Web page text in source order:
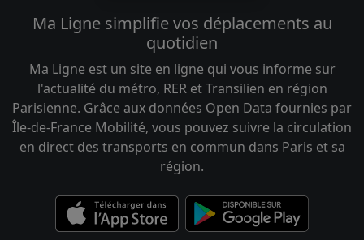
Ma Ligne simplifie vos déplacements au
quotidien
Ma Ligne est un site en ligne qui vous informe sur
l'actualité du métro, RER et Transilien en région
Parisienne. Grâce aux données Open Data fournies par
Île-de-France Mobilité, vous pouvez suivre la circulation
en direct des transports en commun dans Paris et sa
région.